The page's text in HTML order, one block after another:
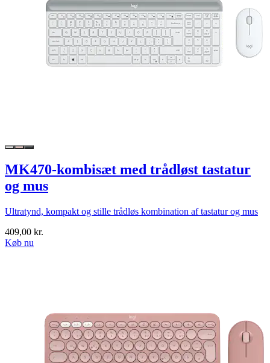
MK470-kombisæt med trådløst tastatur
og mus
Ultratynd, kompakt og stille trådløs kombination af tastatur og mus
409,00 kr.
Køb nu